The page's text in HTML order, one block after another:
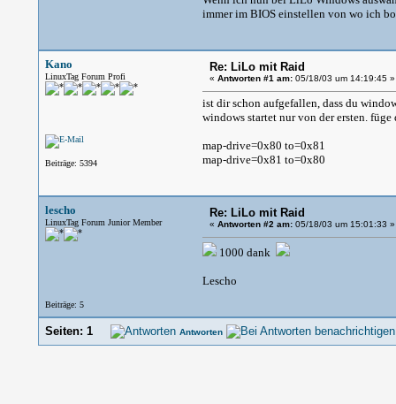
immer im BIOS einstellen von wo ich
Kano
LinuxTag Forum Profi
Beiträge: 5394
Re: LiLo mit Raid
« Antworten #1 am:05/18/03 um 14:19:45 »
ist dir schon aufgefallen, dass du
windows startet nur von der ersten. füge
map-drive=0x80 to=0x81
map-drive=0x81 to=0x80
lescho
LinuxTag Forum Junior Member
Beiträge: 5
Re: LiLo mit Raid
« Antworten #2 am:05/18/03 um 15:01:33 »
1000 dank
Lescho
Seiten: 1 Antworten